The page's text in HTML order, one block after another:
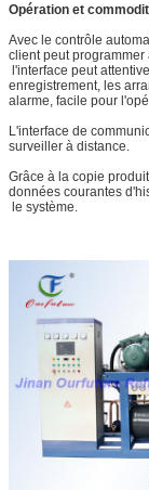
Opération et
Avec le contrôle
client peut
l'interface peut
enregistrement, les
alarme, facile pour
L'interface de
surveiller à distance.
Grâce à la copie
données courantes
le système.